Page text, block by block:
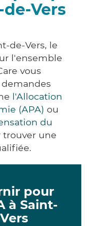
Vers
de-Vers, le
l'ensemble
vous
l'Allocation
(APA) ou
du
trouver une
pour
à Saint-